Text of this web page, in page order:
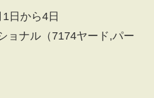
日から4日
ョナル（7174ヤード,パー